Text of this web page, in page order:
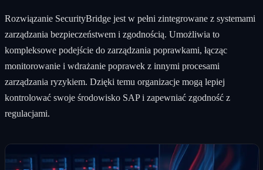
Rozwiązanie SecurityBridge jest w pełni zintegrowane z systemami
zarządzania bezpieczeństwem i zgodnością. Umożliwia to
kompleksowe podejście do zarządzania poprawkami, łącząc
monitorowanie i wdrażanie poprawek z innymi procesami
zarządzania ryzykiem. Dzięki temu organizacje mogą lepiej
kontrolować swoje środowisko SAP i zapewniać zgodność z
regulacjami.